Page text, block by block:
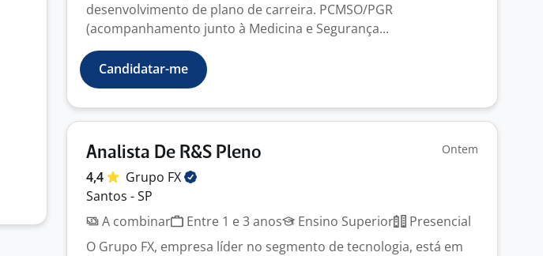
desenvolvimento de plano de carreira. PCMSO/PGR
(acompanhamento junto à Medicina e Segurança...
Candidatar-me
Analista De R&S Pleno Ontem
4,4 Grupo FX
Santos - SP
A combinar
Entre 1 e 3 anos Ensino Superior
Presencial
O Grupo FX, empresa líder no segmento de tecnologia, está em